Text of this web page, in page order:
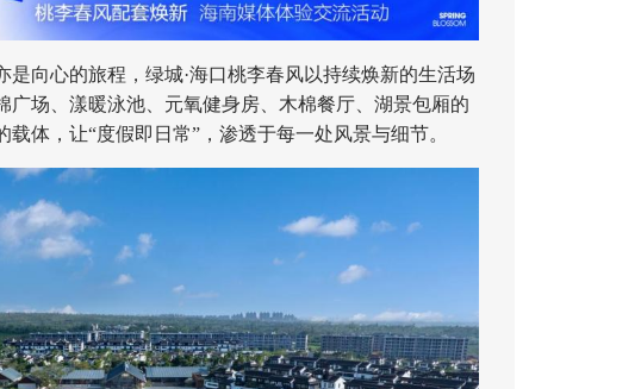
向心的旅程，绿城·海口桃李春风以持续焕新的生活场
广场、漾暖泳池、元氧健身房、木棉餐厅、湖景包厢的
体，让“度假即日常”，渗透于每一处风景与细节。